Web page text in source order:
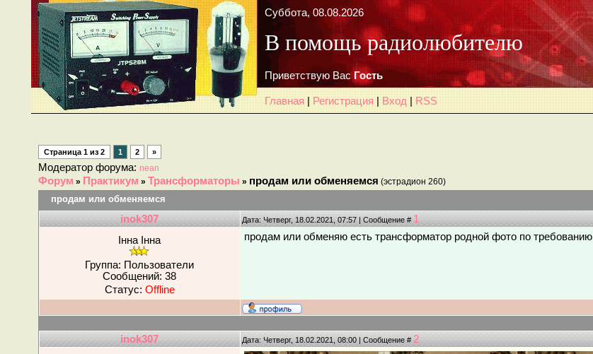
Суббота, 08.08.2026
В помощь радиолюбителю
Приветствую Вас Гость
Главная Регистрация Вход RSS
Страница 1из 2 1 2 »
Модератор форума: nean
Форум » Практикум » Трансформаторы » продам или обменяемся (эстрадион 260)
продам или обменяемся
inok307 Дата: Четверг, 18.02.2021, 07:57 | Сообщение # 1
Інна Інна
Группа: Пользователи
Сообщений: 38
Статус: Offline
продам или обменяю есть трансформатор родной фото по требованию
inok307 Дата: Четверг, 18.02.2021, 08:00 | Сообщение # 2